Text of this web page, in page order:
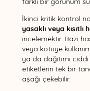
İkinci kritik kontrol
yasaklı veya kısıtlı
incelemektir. Bazı
veya kötüye
ya da dağıtımı
etiketlerin tek bir
aşağı çekebilir.